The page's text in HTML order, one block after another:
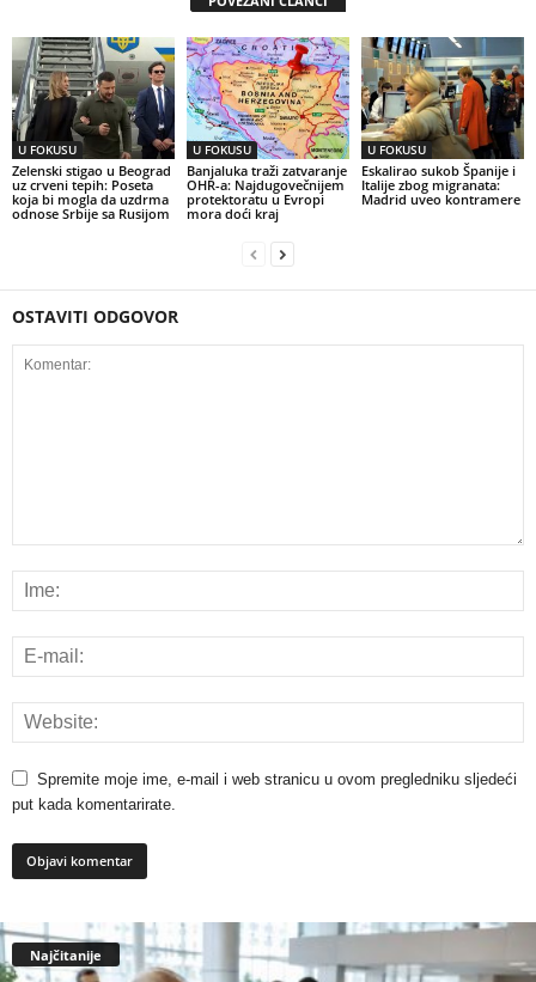
U FOKUSU
Zelenski stigao u Beograd
uz crveni tepih: Poseta
koja bi mogla da uzdrma
odnose Srbije sa Rusijom
U FOKUSU
Banjaluka traži zatvaranje
OHR-a: Najdugovečnijem
protektoratu u Evropi
mora doći kraj
U FOKUSU
Eskalirao sukob Španije i
Italije zbog migranata:
Madrid uveo kontramere
OSTAVITI ODGOVOR
Spremite moje ime, e-mail i web stranicu u ovom pregledniku sljedeći
put kada komentarirate.
Najčitanije